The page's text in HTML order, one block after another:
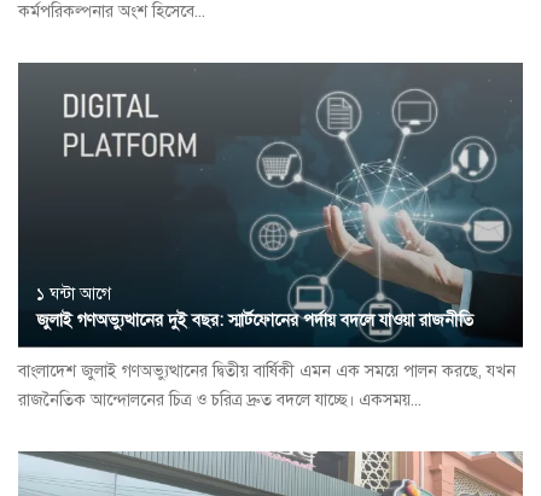
কর্মপরিকল্পনার অংশ হিসেবে...
১ ঘন্টা আগে
জুলাই গণঅভ্যুত্থানের দুই বছর: স্মার্টফোনের পর্দায় বদলে যাওয়া রাজনীতি
বাংলাদেশ জুলাই গণঅভ্যুত্থানের দ্বিতীয় বার্ষিকী এমন এক সময়ে পালন করছে, যখন
রাজনৈতিক আন্দোলনের চিত্র ও চরিত্র দ্রুত বদলে যাচ্ছে। একসময়...